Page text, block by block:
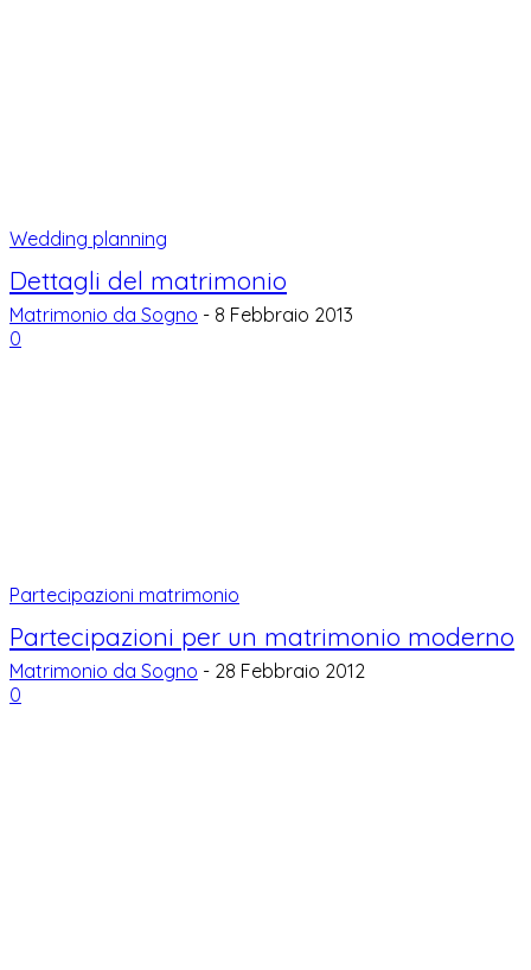
Wedding planning
Dettagli del matrimonio
Matrimonio da Sogno - 8 Febbraio 2013
0
Partecipazioni matrimonio
Partecipazioni per un matrimonio moderno
Matrimonio da Sogno - 28 Febbraio 2012
0